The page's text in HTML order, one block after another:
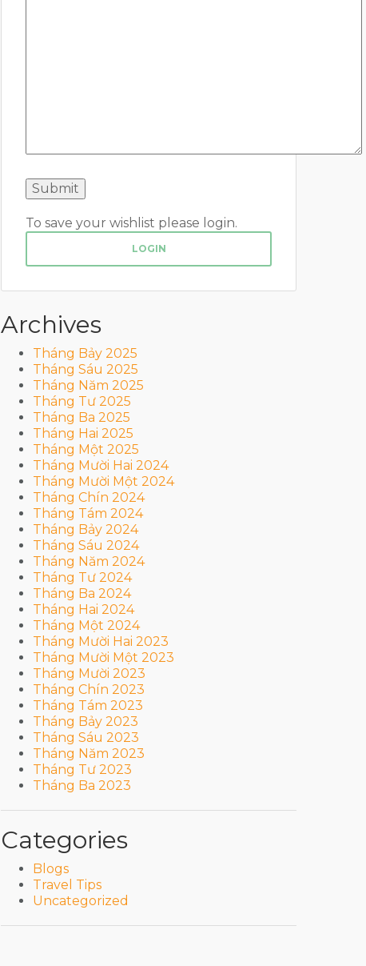
To save your wishlist please login.
LOGIN
Archives
Tháng Bảy 2025
Tháng Sáu 2025
Tháng Năm 2025
Tháng Tư 2025
Tháng Ba 2025
Tháng Hai 2025
Tháng Một 2025
Tháng Mười Hai 2024
Tháng Mười Một 2024
Tháng Chín 2024
Tháng Tám 2024
Tháng Bảy 2024
Tháng Sáu 2024
Tháng Năm 2024
Tháng Tư 2024
Tháng Ba 2024
Tháng Hai 2024
Tháng Một 2024
Tháng Mười Hai 2023
Tháng Mười Một 2023
Tháng Mười 2023
Tháng Chín 2023
Tháng Tám 2023
Tháng Bảy 2023
Tháng Sáu 2023
Tháng Năm 2023
Tháng Tư 2023
Tháng Ba 2023
Categories
Blogs
Travel Tips
Uncategorized